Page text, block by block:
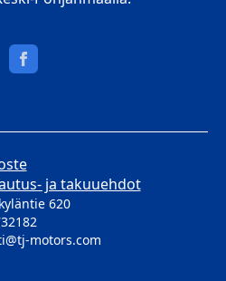
ja takuuehdot
620
motors.com